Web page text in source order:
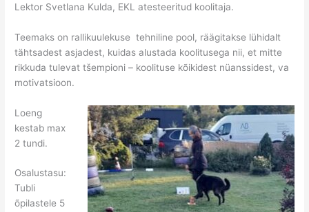
Lektor Svetlana Kulda, EKL atesteeritud koolitaja.
Teemaks on rallikuulekuse tehniline pool, räägitakse lühidalt
tähtsadest asjadest, kuidas alustada koolitusega nii, et mitte
rikkuda tulevat tšempioni – koolituse kõikidest nüanssidest, va
motivatsioon.
Loeng
kestab max
2 tundi.
Osalustasu:
Tubli
õpilastele 5